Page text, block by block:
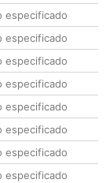
especificado
especificado
especificado
especificado
especificado
especificado
especificado
especificado